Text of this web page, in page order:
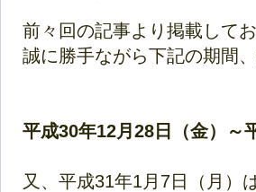
前々回の記事より掲載して
誠に勝手ながら下記の期間
平成30年12月28日（金）～
又、平成31年1月7日（月）